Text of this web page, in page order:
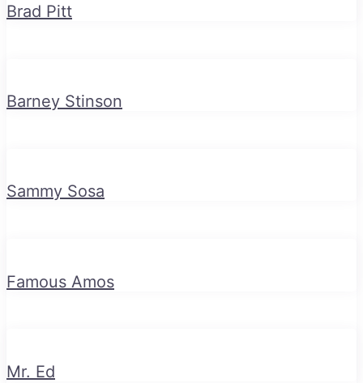
Brad Pitt
Barney Stinson
Sammy Sosa
Famous Amos
Mr. Ed